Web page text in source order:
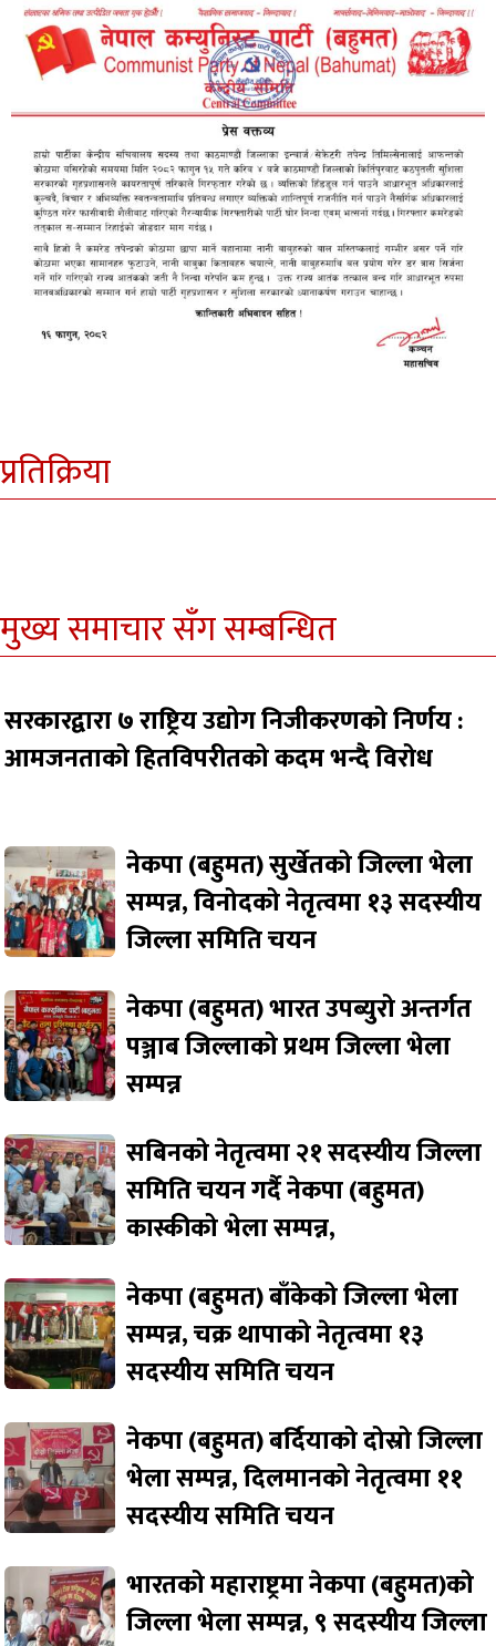
प्रतिक्रिया
मुख्य समाचार सँग सम्बन्धित
सरकारद्वारा ७ राष्ट्रिय उद्योग निजीकरणको निर्णय :
आमजनताको हितविपरीतको कदम भन्दै विरोध
नेकपा (बहुमत) सुर्खेतको जिल्ला भेला
सम्पन्न, विनोदको नेतृत्वमा १३ सदस्यीय
जिल्ला समिति चयन
नेकपा (बहुमत) भारत उपब्युरो अन्तर्गत
पञ्जाब जिल्लाको प्रथम जिल्ला भेला
सम्पन्न
सबिनको नेतृत्वमा २१ सदस्यीय जिल्ला
समिति चयन गर्दै नेकपा (बहुमत)
कास्कीको भेला सम्पन्न,
नेकपा (बहुमत) बाँकेको जिल्ला भेला
सम्पन्न, चक्र थापाको नेतृत्वमा १३
सदस्यीय समिति चयन
नेकपा (बहुमत) बर्दियाको दोस्रो जिल्ला
भेला सम्पन्न, दिलमानको नेतृत्वमा ११
सदस्यीय समिति चयन
भारतको महाराष्ट्रमा नेकपा (बहुमत)को
जिल्ला भेला सम्पन्न, ९ सदस्यीय जिल्ला